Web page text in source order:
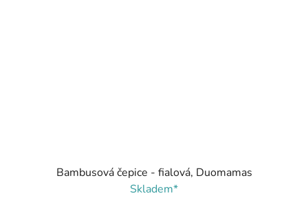
Bambusová čepice - fialová, Duomamas
Skladem*